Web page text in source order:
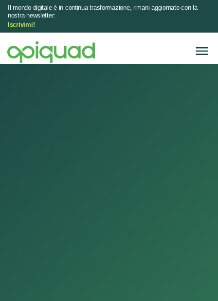
Il mondo digitale è in continua trasformazione, rimani aggiornato con la
nostra newsletter:
Iscrivimi!